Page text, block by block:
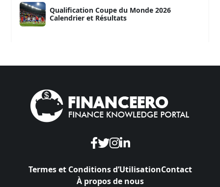
Qualification Coupe du Monde 2026
Calendrier et Résultats
Termes et Conditions d’UtilisationContact
À propos de nous